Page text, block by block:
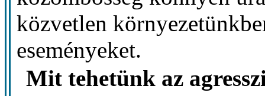
közvetlen
eseményeket.
Mit tehetünk az